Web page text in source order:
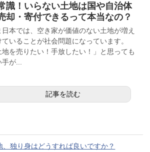
識！いらない土地は国や自治体
却・寄付できるって本当なの？
日本では、空き家が価値のない土地が増え
ていることが社会問題になっています。
地を売りたい！手放したい！」と思っても
が...
記事を読む
、独り身はどうすれば良いですか？